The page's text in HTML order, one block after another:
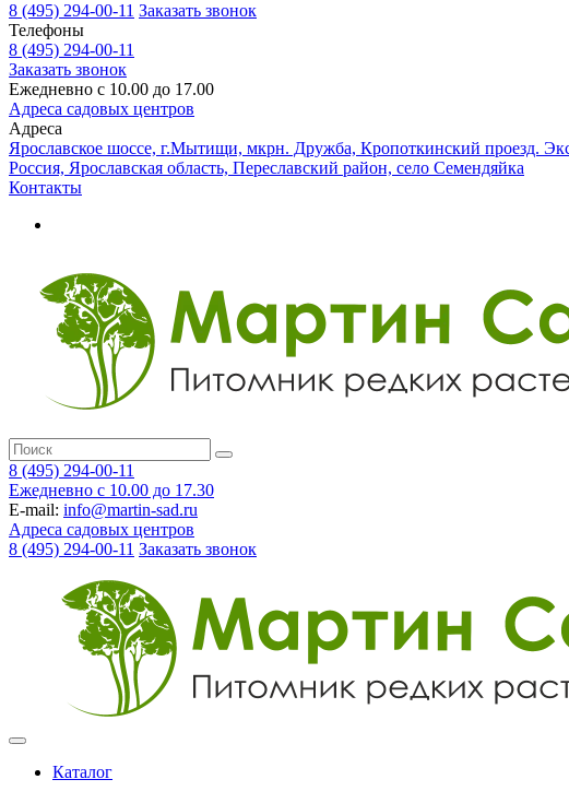
8 (495) 294-00-11 Заказать звонок
Телефоны
8 (495) 294-00-11
Заказать звонок
Ежедневно с 10.00 до 17.00
Адреса садовых центров
Адреса
Ярославское шоссе, г.Мытищи, мкрн. Дружба, Кропоткинский проезд.
Россия, Ярославская область, Переславский район, село Семендяйка
Контакты
8 (495) 294-00-11
Ежедневно с 10.00 до 17.30
E-mail: info@martin-sad.ru
Адреса садовых центров
8 (495) 294-00-11 Заказать звонок
Каталог